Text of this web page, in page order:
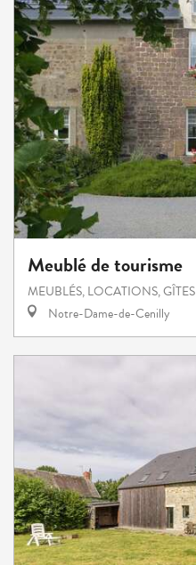
Meublé de tourisme
MEUBLÉS, LOCATIONS, GÎTES
Notre-Dame-de-Cenilly